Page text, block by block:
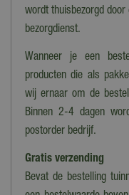
Kleur
Actie
Ja
Materiaal
Kunststof, Metaal
Lengte
20 cm
wordt thuisbezorgd
bezorgdienst.
Wanneer je een
producten die als
wij ernaar om de
Binnen 2-4 dagen
postorder bedrijf.
Gratis verzending
Bevat de bestelling